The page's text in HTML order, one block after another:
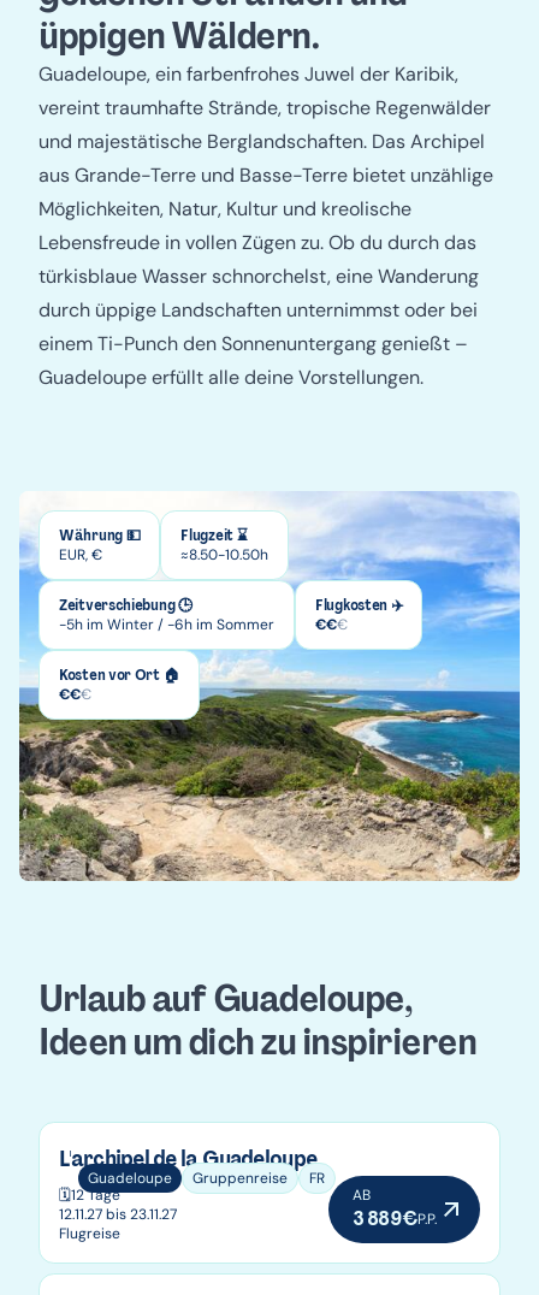
üppigen Wäldern.
Guadeloupe, ein farbenfrohes Juwel der Karibik,
vereint traumhafte Strände, tropische Regenwälder
und majestätische Berglandschaften. Das Archipel
aus Grande-Terre und Basse-Terre bietet unzählige
Möglichkeiten, Natur, Kultur und kreolische
Lebensfreude in vollen Zügen zu. Ob du durch das
türkisblaue Wasser schnorchelst, eine Wanderung
durch üppige Landschaften unternimmst oder bei
einem Ti-Punch den Sonnenuntergang genießt –
Guadeloupe erfüllt alle deine Vorstellungen.
Währung 💵
EUR, €
Flugzeit ⌛
≈8.50-10.50h
Zeitverschiebung 🕒
-5h im Winter / -6h im Sommer
Flugkosten ✈️
€€€
Kosten vor Ort 🏠
€€€
Urlaub auf Guadeloupe,
Ideen um dich zu inspirieren
Guadeloupe Gruppenreise FR
L'archipel de la Guadeloupe
🗓️12 Tage
12.11.27 bis 23.11.27
Flugreise
AB
3 889€P.P.